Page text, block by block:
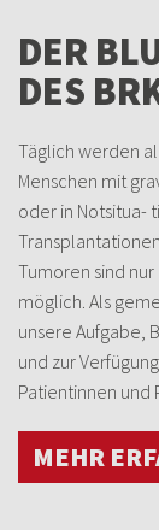
DER
DES
Täglich werden
Menschen mit
oder in Notsitua-
Tumoren sind
möglich. Als
unsere Aufgabe,
und zur
Patientinnen und
MEHR